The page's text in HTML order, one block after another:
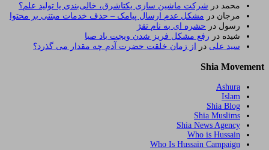
محمد در شرکت ماشین سازی یکتاشرق، خالی‌بندی یا تولید علم؟
مرجان در مشکل عدم ارسال پیامک – حذف خدمات مبتنی بر محتوا
رسول در حشره ای به نام تقژ
شیده در رفع مشکل فریز شدن ویجت باد صبا
سید علی در از زمان خلقت حضرت آدم چه مقدار می گذرد؟
Shia Movement
Ashura
Islam
Shia Blog
Shia Muslims
Shia News Agency
Who is Hussain
Who Is Hussain Campaign